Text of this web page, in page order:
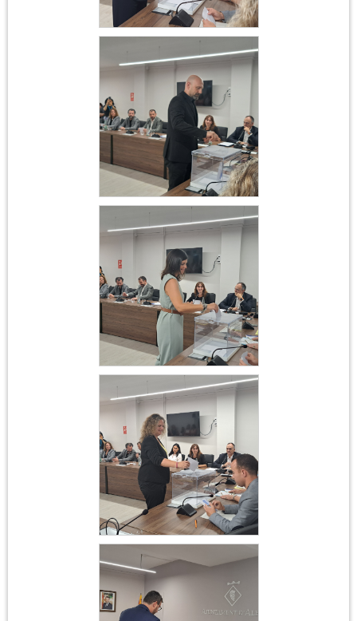
Ajuntament 17 de juny
2023
Constitució
Ajuntament 17 de juny
2023
Constitució
Ajuntament 17 de juny
2023
Ajuntament 17 de juny
2023